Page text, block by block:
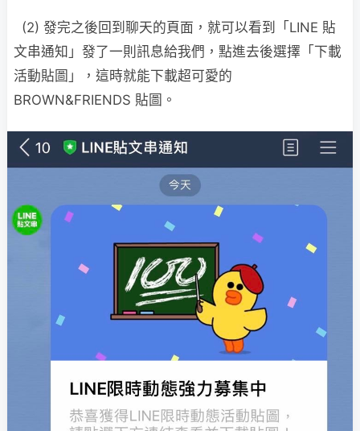
(2) 發完之後回到聊天的頁面，就可以看到「LINE 貼
文串通知」發了一則訊息給我們，點進去後選擇「下載
活動貼圖」，這時就能下載超可愛的
BROWN&FRIENDS 貼圖。